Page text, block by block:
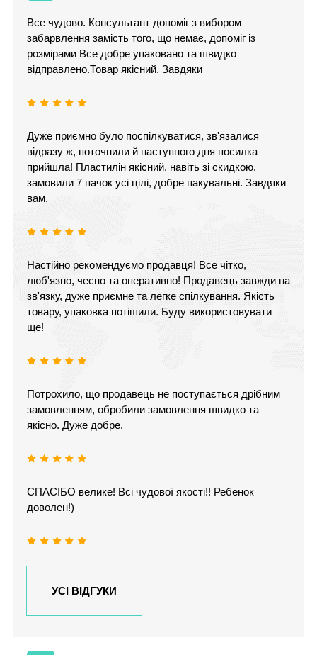
Все чудово. Консультант допоміг з вибором
забарвлення замість того, що немає, допоміг із
розмірами Все добре упаковано та швидко
відправлено.Товар якісний. Завдяки
Дуже приємно було поспілкуватися, зв'язалися
відразу ж, поточнили й наступного дня посилка
прийшла! Пластилін якісний, навіть зі скидкою,
замовили 7 пачок усі цілі, добре пакувальні. Завдяки
вам.
Настійно рекомендуємо продавця! Все чітко,
люб'язно, чесно та оперативно! Продавець завжди на
зв'язку, дуже приємне та легке спілкування. Якість
товару, упаковка потішили. Буду використовувати
ще!
Потрохило, що продавець не поступається дрібним
замовленням, обробили замовлення швидко та
якісно. Дуже добре.
СПАСІБО велике! Всі чудової якості!! Ребенок
доволен!)
УСІ ВІДГУКИ